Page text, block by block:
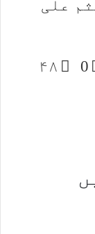
علی
0 ۴۸